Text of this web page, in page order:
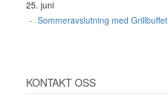
25. juni
Sommeravslutning med Grillbuffet
KONTAKT OSS